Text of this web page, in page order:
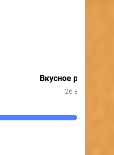
Вкусное
26 выпусков